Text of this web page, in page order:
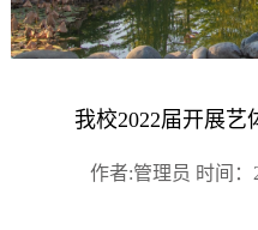
我校2022届开展艺
作者:管理员 时间：